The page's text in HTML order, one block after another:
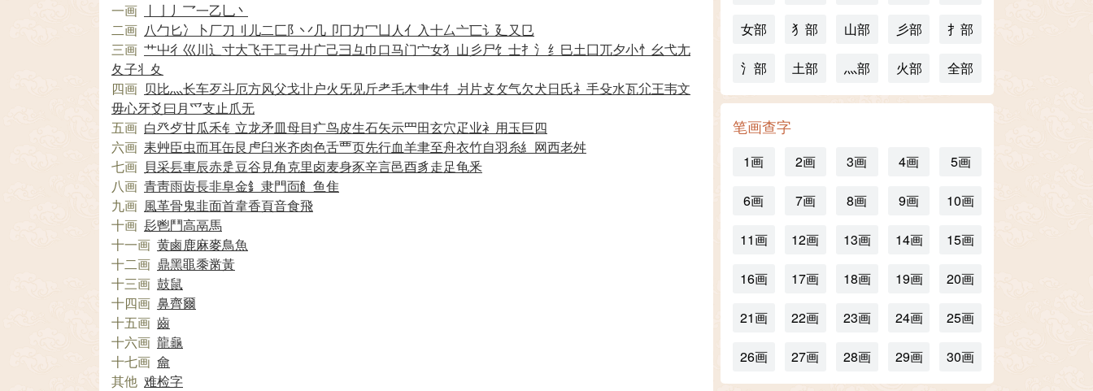
一画
丨 亅 丿 乛一乙乚丶
二画 八勹匕冫 卜厂刀 刂 儿二匚阝 丷几 卩冂力冖凵人亻 入十厶亠匸讠 廴 又㔾
三画 艹屮彳 巛川辶 寸大飞干工弓廾广己彐彑巾口马门宀女犭 山彡尸饣 士扌 氵 纟 巳土囗兀夕小忄 幺弋尢
夂子丬 夊
四画 贝比灬长车歹斗厄方风父戈卝户火旡见斤耂毛木肀牛牜 爿片攴攵气欠犬日氏礻 手殳水瓦尣王韦文
毋心牙爻曰月爫支止爪无
五画 白癶歺甘瓜禾钅 立龙矛皿母目疒鸟皮生石矢示罒田玄穴疋业衤 用玉巨四
六画 耒艸臣虫而耳缶艮 虍臼米齐肉色舌覀页先行血羊聿至舟衣竹自羽糸糹 网西老舛
七画 貝采镸車辰赤辵豆谷見角克里卤麦身豕辛言邑酉豸走足龟釆
八画 青靑雨齿長非阜金釒 隶門靣飠 鱼隹
九画 風革骨鬼韭面首韋香頁音食飛
十画 髟鬯鬥高鬲馬
十一画 黄鹵鹿麻麥鳥魚
十二画 鼎黑黽黍黹黃
十三画 鼓鼠
十四画 鼻齊爾
十五画 齒
十六画 龍龜
十七画 龠
其他 难检字
女部 犭部 山部 彡部 扌部
氵部 土部 灬部 火部 全部
笔画查字
1画 2画 3画 4画 5画
6画 7画 8画 9画 10画
11画 12画 13画 14画 15画
16画 17画 18画 19画 20画
21画 22画 23画 24画 25画
26画 27画 28画 29画 30画